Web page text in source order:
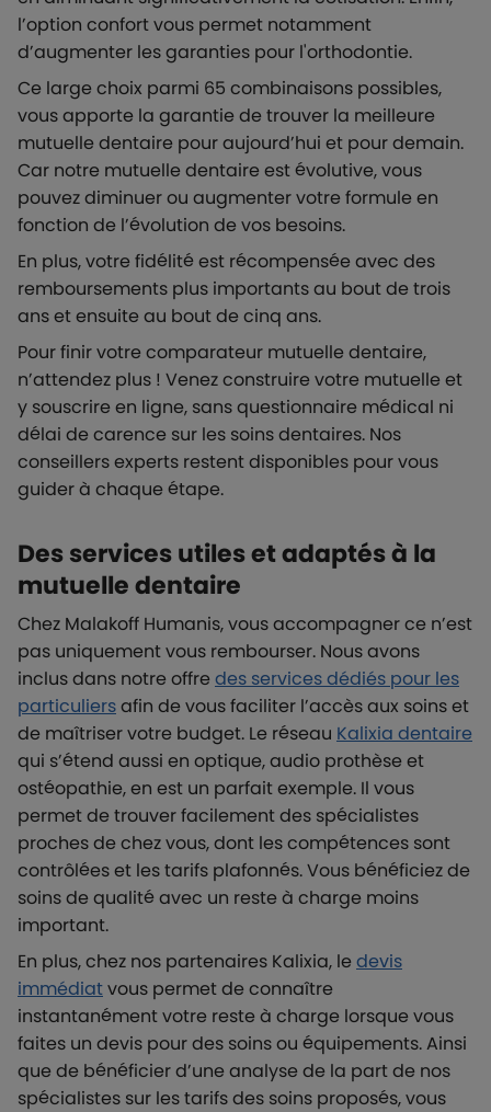
l’option confort vous permet notamment
d’augmenter les garanties pour l'orthodontie.
Ce large choix parmi 65 combinaisons possibles,
vous apporte la garantie de trouver la meilleure
mutuelle dentaire pour aujourd’hui et pour demain.
Car notre mutuelle dentaire est évolutive, vous
pouvez diminuer ou augmenter votre formule en
fonction de l’évolution de vos besoins.
En plus, votre fidélité est récompensée avec des
remboursements plus importants au bout de trois
ans et ensuite au bout de cinq ans.
Pour finir votre comparateur mutuelle dentaire,
n’attendez plus ! Venez construire votre mutuelle et
y souscrire en ligne, sans questionnaire médical ni
délai de carence sur les soins dentaires. Nos
conseillers experts restent disponibles pour vous
guider à chaque étape.
Des services utiles et adaptés à la
mutuelle dentaire
Chez Malakoff Humanis, vous accompagner ce n’est
pas uniquement vous rembourser. Nous avons
inclus dans notre offredes services dédiés pour les
particuliersafin de vous faciliter l’accès aux soins et
de maîtriser votre budget. Le réseau Kalixia dentaire
qui s’étend aussi en optique, audio prothèse et
ostéopathie, en est un parfait exemple. Il vous
permet de trouver facilement des spécialistes
proches de chez vous, dont les compétences sont
contrôlées et les tarifs plafonnés. Vous bénéficiez de
soins de qualité avec un reste à charge moins
important.
En plus, chez nos partenaires Kalixia, ledevis
immédiatvous permet de connaître
instantanément votre reste à charge lorsque vous
faites un devis pour des soins ou équipements. Ainsi
que de bénéficier d’une analyse de la part de nos
spécialistes sur les tarifs des soins proposés, vous